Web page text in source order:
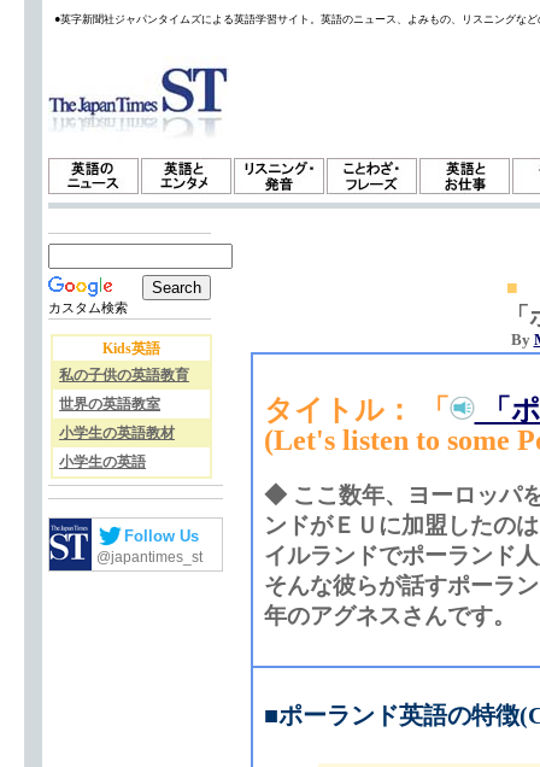
●英字新聞社ジャパンタイムズによる英語学習サイト。英語のニュース、よみもの、リスニングな
カスタム検索
Kids英語
私の子供の英語教育
世界の英語教室
小学生の英語教材
小学生の英語
Follow Us
@japantimes_st
■
By
タイトル： 「
「
(Let's listen to some
◆ ここ数年、ヨーロッパ
ンドがＥＵに加盟したの
イルランドでポーランド
そんな彼らが話すポーラ
年のアグネスさんです。
■ポーランド英語の特徴